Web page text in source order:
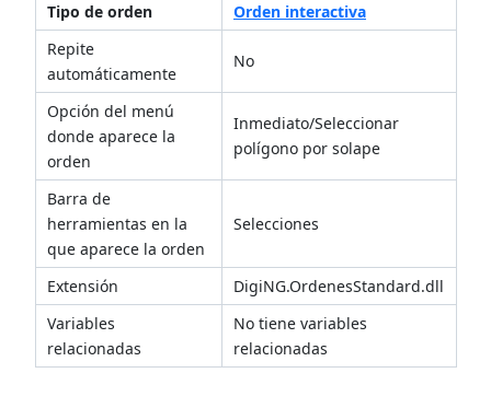
Tipo de orden
Orden interactiva
Repite
automáticamente
No
Opción del menú
donde aparece la
orden
Inmediato/Seleccionar
polígono por solape
Barra de
herramientas en la
que aparece la orden
Selecciones
Extensión
DigiNG.OrdenesStandard.dll
Variables
relacionadas
No tiene variables
relacionadas